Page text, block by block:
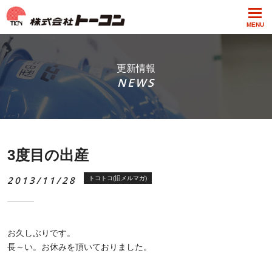
MENU
更新情報
NEWS
3度目の出産
2013/11/28 トコトコ(旧メルマガ)
お久しぶりです。
長～い。お休みを頂いておりました。